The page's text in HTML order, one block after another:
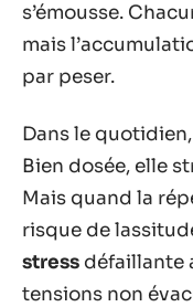
s’émousse.
mais
par peser.
Dans le
Bien dosée, elle
Mais quand la
risque de
stress défaillante
tensions non